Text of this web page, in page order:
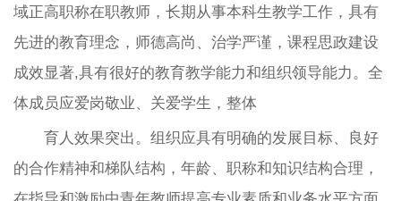
域正高职称在职教师，长期从事本科生教学工作，具有
先进的教育理念，师德高尚、治学严谨，课程思政建设
成效显著,具有很好的教育教学能力和组织领导能力。全
体成员应爱岗敬业、关爱学生，整体
育人效果突出。组织应具有明确的发展目标、良好
的合作精神和梯队结构，年龄、职称和知识结构合理，